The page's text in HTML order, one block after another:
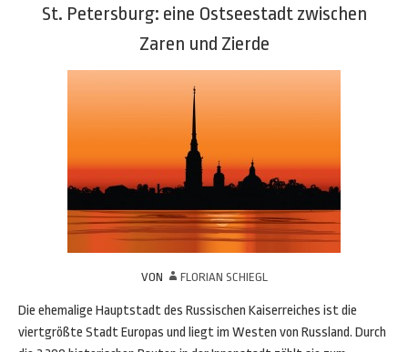
St. Petersburg: eine Ostseestadt zwischen
Zaren und Zierde
VON FLORIAN SCHIEGL
Die ehemalige Hauptstadt des Russischen Kaiserreiches ist die
viertgrößte Stadt Europas und liegt im Westen von Russland. Durch